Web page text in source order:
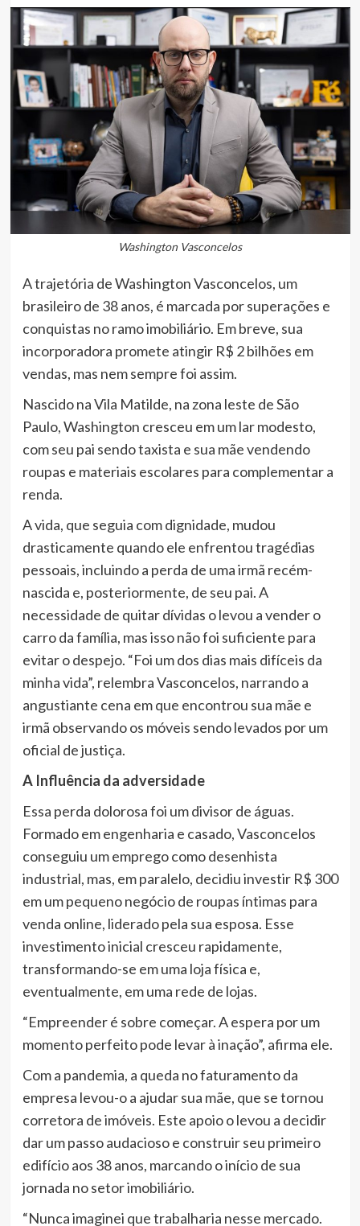
Washington Vasconcelos
A trajetória de Washington Vasconcelos, um
brasileiro de 38 anos, é marcada por superações e
conquistas no ramo imobiliário. Em breve, sua
incorporadora promete atingir R$ 2 bilhões em
vendas, mas nem sempre foi assim.
Nascido na Vila Matilde, na zona leste de São
Paulo, Washington cresceu em um lar modesto,
com seu pai sendo taxista e sua mãe vendendo
roupas e materiais escolares para complementar a
renda.
A vida, que seguia com dignidade, mudou
drasticamente quando ele enfrentou tragédias
pessoais, incluindo a perda de uma irmã recém-
nascida e, posteriormente, de seu pai. A
necessidade de quitar dívidas o levou a vender o
carro da família, mas isso não foi suficiente para
evitar o despejo. “Foi um dos dias mais difíceis da
minha vida”, relembra Vasconcelos, narrando a
angustiante cena em que encontrou sua mãe e
irmã observando os móveis sendo levados por um
oficial de justiça.
A Influência da adversidade
Essa perda dolorosa foi um divisor de águas.
Formado em engenharia e casado, Vasconcelos
conseguiu um emprego como desenhista
industrial, mas, em paralelo, decidiu investir R$ 300
em um pequeno negócio de roupas íntimas para
venda online, liderado pela sua esposa. Esse
investimento inicial cresceu rapidamente,
transformando-se em uma loja física e,
eventualmente, em uma rede de lojas.
“Empreender é sobre começar. A espera por um
momento perfeito pode levar à inação”, afirma ele.
Com a pandemia, a queda no faturamento da
empresa levou-o a ajudar sua mãe, que se tornou
corretora de imóveis. Este apoio o levou a decidir
dar um passo audacioso e construir seu primeiro
edifício aos 38 anos, marcando o início de sua
jornada no setor imobiliário.
“Nunca imaginei que trabalharia nesse mercado.